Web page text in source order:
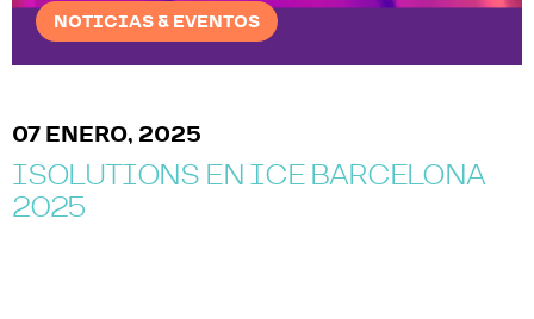
NOTICIAS & EVENTOS
07 ENERO, 2025
ISOLUTIONS EN ICE BARCELONA
2025